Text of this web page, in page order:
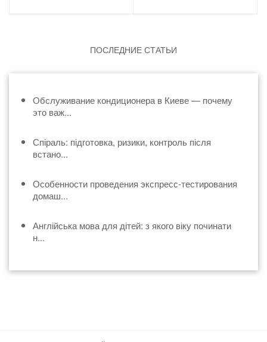
ПОСЛЕДНИЕ СТАТЬИ
Обслуживание кондиционера в Киеве — почему
это важ...
Спіраль: підготовка, ризики, контроль після
встано...
Особенности проведения экспресс-тестирования
домаш...
Англійська мова для дітей: з якого віку починати
н...